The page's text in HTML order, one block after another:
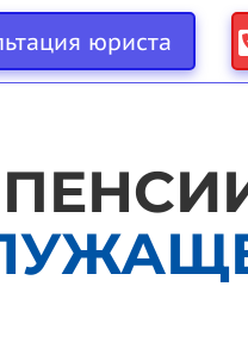
юриста